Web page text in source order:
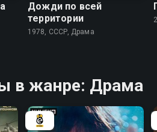
Дожди по всей
территории
1978, СССР, Драма
в жанре: Драма